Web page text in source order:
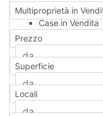
Multiproprietà in
Case in Vendita
Qualsiasi
Appartamento
Casa
Casa Semi-
Attico/Mansarda
Prezzo
Superficie
Locali